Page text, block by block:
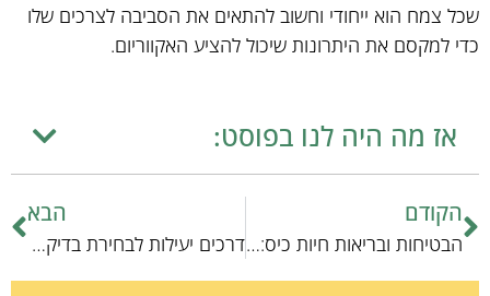
שכל צמח הוא ייחודי וחשוב להתאים את הסביבה לצרכים שלו
כדי למקסם את היתרונות שיכול להציע האקווריום.
אז מה היה לנו בפוסט:
הקודם
הבטיחות ובריאות חיות כיס: המלצות מקצועיות לטיפול נכון
הבא
דרכים יעילות לבחירת בדיקות מעבדה: המדריך המקוצר